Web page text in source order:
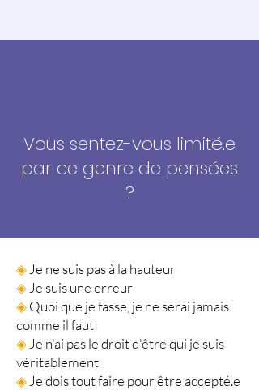
Vous sentez-vous limité.e
par ce genre de pensées
?
◈ Je ne suis pas à la hauteur
◈ Je suis une erreur
◈Quoi que je fasse, je ne serai jamais
comme il faut
◈ Je n'ai pas le droit d'être qui je suis
véritablement
◈ Je dois tout faire pour être accepté.e